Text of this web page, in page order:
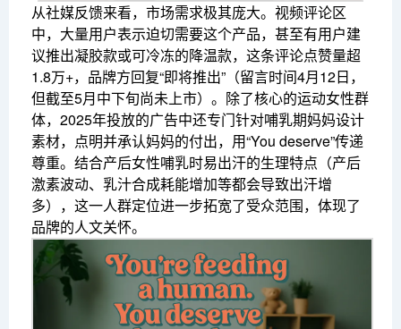
从社媒反馈来看，市场需求极其庞大。视频评论区
中，大量用户表示迫切需要这个产品，甚至有用户建
议推出凝胶款或可冷冻的降温款，这条评论点赞量超
1.8万+，品牌方回复“即将推出”（留言时间4月12日，
但截至5月中下旬尚未上市）。除了核心的运动女性群
体，2025年投放的广告中还专门针对哺乳期妈妈设计
素材，点明并承认妈妈的付出，用“You deserve”传递
尊重。结合产后女性哺乳时易出汗的生理特点（产后
激素波动、乳汁合成耗能增加等都会导致出汗增
多），这一人群定位进一步拓宽了受众范围，体现了
品牌的人文关怀。